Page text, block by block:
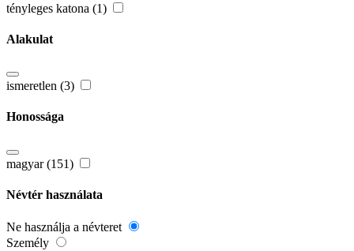
tényleges katona (1)
Alakulat
ismeretlen (3)
Honossága
magyar (151)
Névtér használata
Ne használja a névteret
Személy